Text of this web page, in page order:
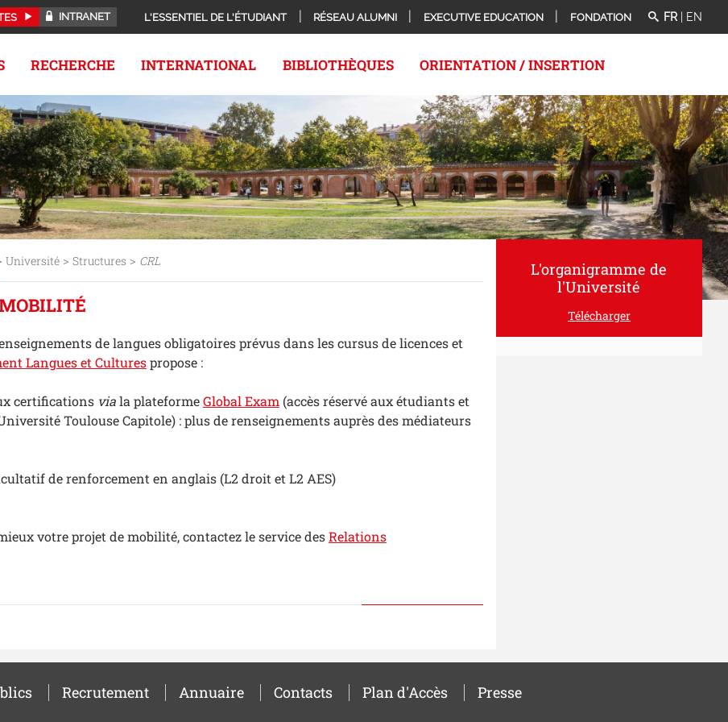
INTRANET L'ESSENTIEL DE L'ÉTUDIANT RÉSEAU ALUMNI EXECUTIVE EDUCATION FONDATION FR EN
RECHERCHE INTERNATIONAL BIBLIOTHÈQUES ORIENTATION / INSERTION
Université> Structures > CRL
de langues obligatoires prévus dans les cursus de licences et
Langues et Culturespropose :
certifications viala plateformeGlobal Exam (accès réservé aux étudiants et
Toulouse Capitole) : plus de renseignements auprès des médiateurs
de renforcement en anglais (L2 droit et L2 AES)
votre projet de mobilité, contactez le service desRelations
L'organigramme de
l'Université
Télécharger
Recrutement Annuaire Contacts Plan d'Accès Presse